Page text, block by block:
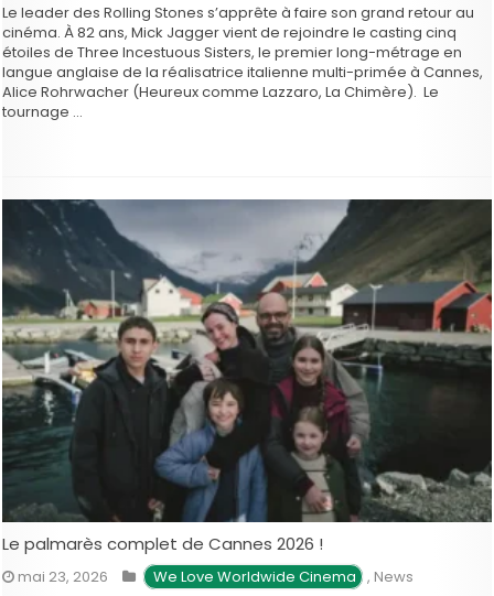
Le leader des Rolling Stones s’apprête à faire son grand retour au
cinéma. À 82 ans, Mick Jagger vient de rejoindre le casting cinq
étoiles de Three Incestuous Sisters, le premier long-métrage en
langue anglaise de la réalisatrice italienne multi-primée à Cannes,
Alice Rohrwacher (Heureux comme Lazzaro, La Chimère). Le
tournage …
Le palmarès complet de Cannes 2026 !
mai 23, 2026 We Love Worldwide Cinema , News